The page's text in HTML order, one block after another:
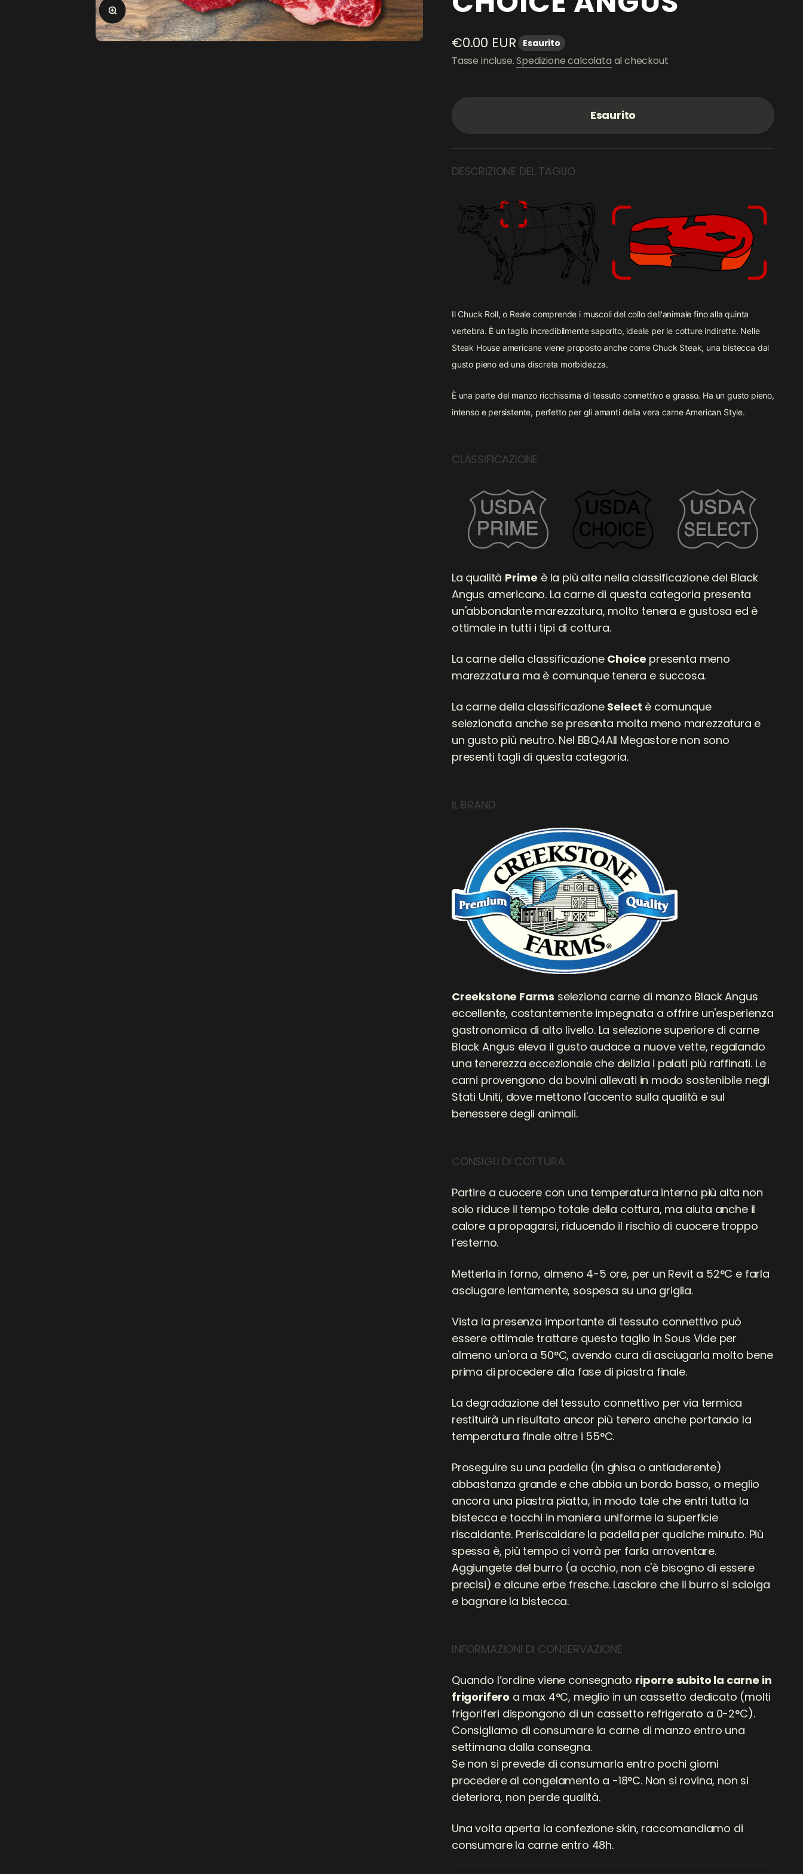
Ingrandisci immagine
Prezzo scontato
€0.00 EUR Esaurito
Tasse incluse.Spedizione calcolata al checkout
Esaurito
DESCRIZIONE DEL TAGLIO
Il Chuck Roll, o Reale comprende i muscoli del collo dell'animale fino alla quinta
vertebra. È un taglio incredibilmente saporito, ideale per le cotture indirette. Nelle
Steak House americane viene proposto anche come Chuck Steak, una bistecca dal
gusto pieno ed una discreta morbidezza.
È una parte del manzo ricchissima di tessuto connettivo e grasso. Ha un gusto pieno,
intenso e persistente, perfetto per gli amanti della vera carne American Style.
CLASSIFICAZIONE
La qualità Prime è la più alta nella classificazione del Black
Angus americano. La carne di questa categoria presenta
un'abbondante marezzatura, molto tenera e gustosa ed è
ottimale in tutti i tipi di cottura.
La carne della classificazione Choice presenta meno
marezzatura ma è comunque tenera e succosa.
La carne della classificazione Select è comunque
selezionata anche se presenta molta meno marezzatura e
un gusto più neutro. Nel BBQ4All Megastore non sono
presenti tagli di questa categoria.
IL BRAND
Creekstone Farms seleziona carne di manzo Black Angus
eccellente, costantemente impegnata a offrire un'esperienza
gastronomica di alto livello. La selezione superiore di carne
Black Angus eleva il gusto audace a nuove vette, regalando
una tenerezza eccezionale che delizia i palati più raffinati. Le
carni provengono da bovini allevati in modo sostenibile negli
Stati Uniti, dove mettono l'accento sulla qualità e sul
benessere degli animali.
CONSIGLI DI COTTURA
Partire a cuocere con una temperatura interna più alta non
solo riduce il tempo totale della cottura, ma aiuta anche il
calore a propagarsi, riducendo il rischio di cuocere troppo
l’esterno.
Metterla in forno, almeno 4-5 ore, per un Revit a 52°C e farla
asciugare lentamente, sospesa su una griglia.
Vista la presenza importante di tessuto connettivo può
essere ottimale trattare questo taglio in Sous Vide per
almeno un'ora a 50°C, avendo cura di asciugarla molto bene
prima di procedere alla fase di piastra finale.
La degradazione del tessuto connettivo per via termica
restituirà un risultato ancor più tenero anche portando la
temperatura finale oltre i 55°C.
Proseguire su una padella (in ghisa o antiaderente)
abbastanza grande e che abbia un bordo basso, o meglio
ancora una piastra piatta, in modo tale che entri tutta la
bistecca e tocchi in maniera uniforme la superficie
riscaldante. Preriscaldare la padella per qualche minuto. Più
spessa è, più tempo ci vorrà per farla arroventare.
Aggiungete del burro (a occhio, non c'è bisogno di essere
precisi) e alcune erbe fresche. Lasciare che il burro si sciolga
e bagnare la bistecca.
INFORMAZIONI DI CONSERVAZIONE
Quando l’ordine viene consegnato riporre subito la carne in
frigorifero a max 4°C, meglio in un cassetto dedicato (molti
frigoriferi dispongono di un cassetto refrigerato a 0-2°C).
Consigliamo di consumare la carne di manzo entro una
settimana dalla consegna.
Se non si prevede di consumarla entro pochi giorni
procedere al congelamento a -18°C. Non si rovina, non si
deteriora, non perde qualità.
Una volta aperta la confezione skin, raccomandiamo di
consumare la carne entro 48h.